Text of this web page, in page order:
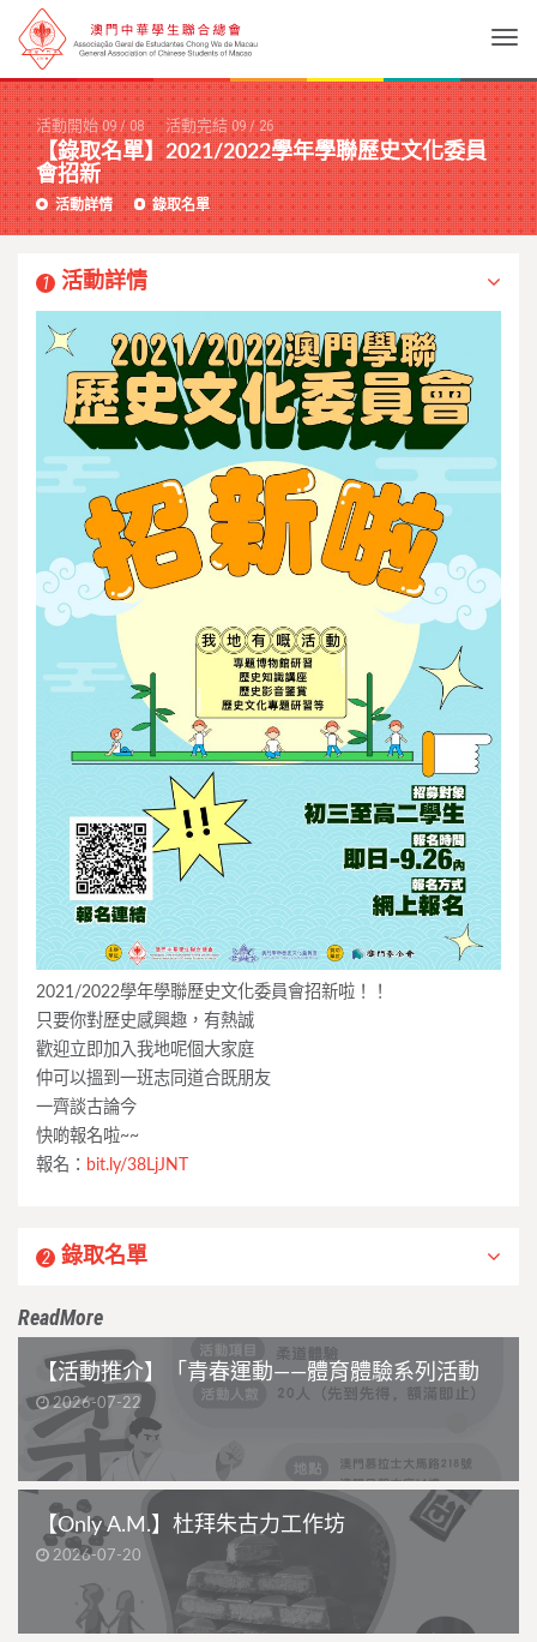
活動開始 09/08 活動完結 09/26
【錄取名單】2021/2022學年學聯歷史文化委員
會招新
活動詳情 錄取名單
1 活動詳情
2021/2022學年學聯歷史文化委員會招新啦！！
只要你對歷史感興趣，有熱誠
歡迎立即加入我地呢個大家庭
仲可以搵到一班志同道合既朋友
一齊談古論今
快啲報名啦~~
報名： bit.ly/38LjJNT
2 錄取名單
ReadMore
【活動推介】「青春運動——體育體驗系列活動
2026-07-22
【Only A.M.】杜拜朱古力工作坊
2026-07-20